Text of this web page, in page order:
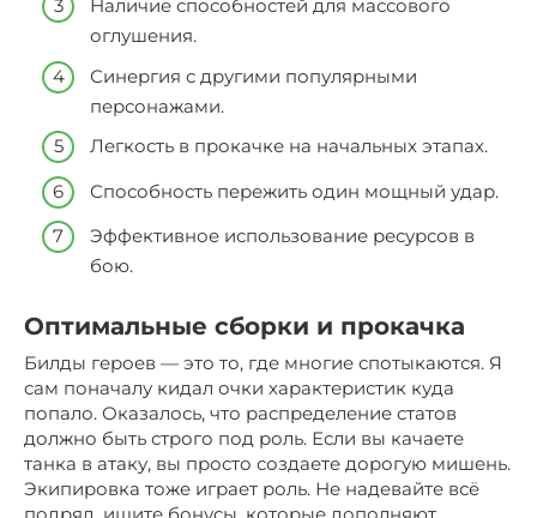
Наличие способностей для массового
оглушения.
Синергия с другими популярными
персонажами.
Легкость в прокачке на начальных этапах.
Способность пережить один мощный удар.
Эффективное использование ресурсов в
бою.
Оптимальные сборки и прокачка
Билды героев — это то, где многие спотыкаются. Я
сам поначалу кидал очки характеристик куда
попало. Оказалось, что распределение статов
должно быть строго под роль. Если вы качаете
танка в атаку, вы просто создаете дорогую мишень.
Экипировка тоже играет роль. Не надевайте всё